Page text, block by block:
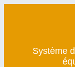
Système